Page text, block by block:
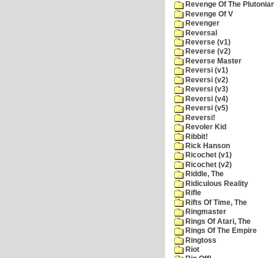
Revenge Of The
Revenge Of V
Revenger
Reversal
Reverse (v1)
Reverse (v2)
Reverse Master
Reversi (v1)
Reversi (v2)
Reversi (v3)
Reversi (v4)
Reversi (v5)
Reversi!
Revoler Kid
Ribbit!
Rick Hanson
Ricochet (v1)
Ricochet (v2)
Riddle, The
Ridiculous Reality
Rifle
Rifts Of Time, The
Ringmaster
Rings Of Atari, The
Rings Of The Empire
Ringtoss
Riot